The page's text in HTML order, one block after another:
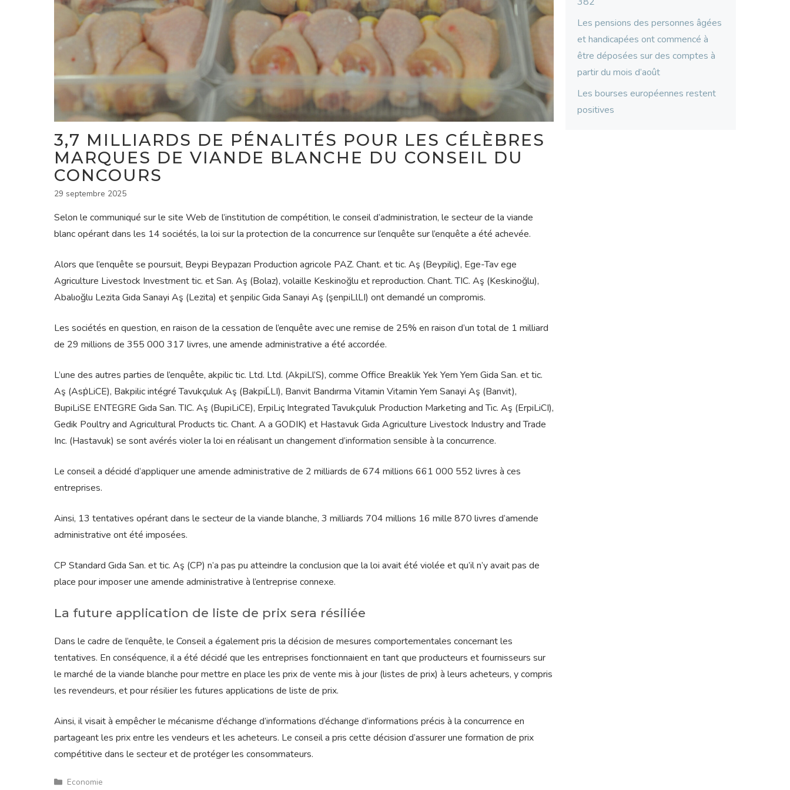
3,7 MILLIARDS DE PÉNALITÉS POUR LES CÉLÈBRES
MARQUES DE VIANDE BLANCHE DU CONSEIL DU
CONCOURS
29 septembre 2025
Selon le communiqué sur le site Web de l’institution de compétition, le conseil d’administration, le secteur de la viande
blanc opérant dans les 14 sociétés, la loi sur la protection de la concurrence sur l’enquête sur l’enquête a été achevée.
Alors que l’enquête se poursuit, Beypi Beypazarı Production agricole PAZ. Chant. et tic. Aş (Beypiliç), Ege-Tav ege
Agriculture Livestock Investment tic. et San. Aş (Bolaz), volaille Keskinoğlu et reproduction. Chant. TIC. Aş (Keskinoğlu),
Abalıoğlu Lezita Gıda Sanayi Aş (Lezita) et şenpilic Gıda Sanayi Aş (şenpiLlLI) ont demandé un compromis.
Les sociétés en question, en raison de la cessation de l’enquête avec une remise de 25% en raison d’un total de 1 milliard
de 29 millions de 355 000 317 livres, une amende administrative a été accordée.
L’une des autres parties de l’enquête, akpilic tic. Ltd. Ltd. (AkpiLl’S), comme Office Breaklik Yek Yem Yem Gida San. et tic.
Aş (AsṗLiCE), Bakpilic intégré Tavukçuluk Aş (BakpiL̇LI), Banvit Bandırma Vitamin Vitamin Yem Sanayi Aş (Banvit),
BupiLiSE ENTEGRE Gıda San. TIC. Aş (BupiLiCE), ErpiLiç Integrated Tavukçuluk Production Marketing and Tic. Aş (ErpiLiCI),
Gedik Poultry and Agricultural Products tic. Chant. A a GODIK) et Hastavuk Gıda Agriculture Livestock Industry and Trade
Inc. (Hastavuk) se sont avérés violer la loi en réalisant un changement d’information sensible à la concurrence.
Le conseil a décidé d’appliquer une amende administrative de 2 milliards de 674 millions 661 000 552 livres à ces
entreprises.
Ainsi, 13 tentatives opérant dans le secteur de la viande blanche, 3 milliards 704 millions 16 mille 870 livres d’amende
administrative ont été imposées.
CP Standard Gıda San. et tic. Aş (CP) n’a pas pu atteindre la conclusion que la loi avait été violée et qu’il n’y avait pas de
place pour imposer une amende administrative à l’entreprise connexe.
La future application de liste de prix sera résiliée
Dans le cadre de l’enquête, le Conseil a également pris la décision de mesures comportementales concernant les
tentatives. En conséquence, il a été décidé que les entreprises fonctionnaient en tant que producteurs et fournisseurs sur
le marché de la viande blanche pour mettre en place les prix de vente mis à jour (listes de prix) à leurs acheteurs, y compris
les revendeurs, et pour résilier les futures applications de liste de prix.
Ainsi, il visait à empêcher le mécanisme d’échange d’informations d’échange d’informations précis à la concurrence en
partageant les prix entre les vendeurs et les acheteurs. Le conseil a pris cette décision d’assurer une formation de prix
compétitive dans le secteur et de protéger les consommateurs.
Catégories
Economie
Les pensions des personnes âgées
et handicapées ont commencé à
être déposées sur des comptes à
partir du mois d’août
Les bourses européennes restent
positives